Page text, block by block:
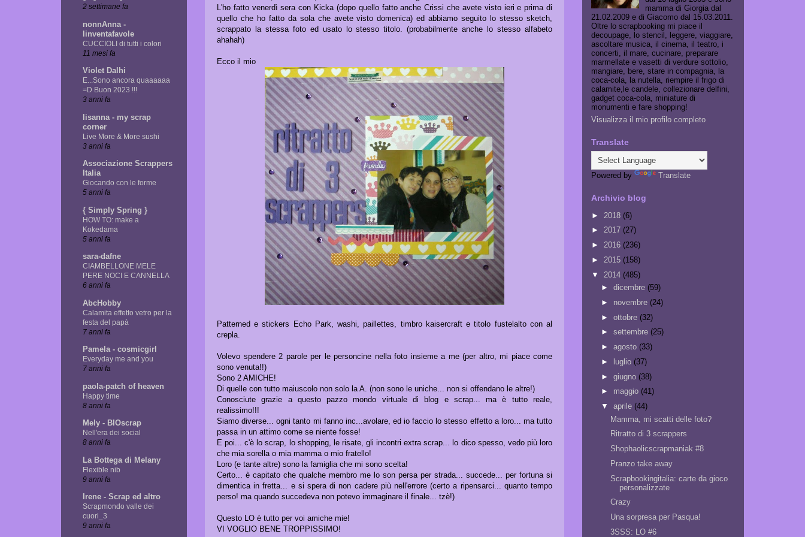
L'ho fatto venerdì sera con Kicka (dopo quello fatto anche Crissi che avete visto ieri e prima di
quello che ho fatto da sola che avete visto domenica) ed abbiamo seguito lo stesso sketch,
scrappato la stessa foto ed usato lo stesso titolo. (probabilmente anche lo stesso alfabeto
ahahah)
Ecco il mio
Patterned e stickers Echo Park, washi, paillettes, timbro kaisercraft e titolo fustelalto con al
crepla.
Volevo spendere 2 parole per le personcine nella foto insieme a me (per altro, mi piace come
sono venuta!!)
Sono 2 AMICHE!
Di quelle con tutto maiuscolo non solo la A. (non sono le uniche... non si offendano le altre!)
Conosciute grazie a questo pazzo mondo virtuale di blog e scrap... ma è tutto reale,
realissimo!!!
Siamo diverse... ogni tanto mi fanno inc...avolare, ed io faccio lo stesso effetto a loro... ma tutto
passa in un attimo come se niente fosse!
E poi... c'è lo scrap, lo shopping, le risate, gli incontri extra scrap... lo dico spesso, vedo più loro
che mia sorella o mia mamma o mio fratello!
Loro (e tante altre) sono la famiglia che mi sono scelta!
Certo... è capitato che qualche membro me lo son persa per strada... succede... per fortuna si
dimentica in fretta... e si spera di non cadere più nell'errore (certo a ripensarci... quanto tempo
perso! ma quando succedeva non potevo immaginare il finale... tzè!)
Questo LO è tutto per voi amiche mie!
VI VOGLIO BENE TROPPISSIMO!
2 settimane fa
nonnAnna -
linventafavole
CUCCIOLI di tutti i colori
11 mesi fa
Violet Dalhi
E...Sono ancora quaaaaaa
=D Buon 2023 !!!
3 anni fa
lisanna - my scrap
corner
Live More & More sushi
3 anni fa
Associazione Scrappers
Italia
Giocando con le forme
5 anni fa
{ Simply Spring }
HOW TO: make a
Kokedama
5 anni fa
sara-dafne
CIAMBELLONE MELE
PERE NOCI E CANNELLA
6 anni fa
AbcHobby
Calamita effetto vetro per la
festa del papà
7 anni fa
Pamela - cosmicgirl
Everyday me and you
7 anni fa
paola-patch of heaven
Happy time
8 anni fa
Mely - BIOscrap
Nell'era dei social
8 anni fa
La Bottega di Melany
Flexible nib
9 anni fa
Irene - Scrap ed altro
Scrapmondo valle dei
cuori_3
9 anni fa
mamma di Giorgia dal
21.02.2009 e di Giacomo dal 15.03.2011.
Oltre lo scrapbooking mi piace il
decoupage, lo stencil, leggere, viaggiare,
ascoltare musica, il cinema, il teatro, i
concerti, il mare, cucinare, preparare
marmellate e vasetti di verdure sottolio,
mangiare, bere, stare in compagnia, la
coca-cola, la nutella, riempire il frigo di
calamite,le candele, collezionare delfini,
gadget coca-cola, miniature di
monumenti e fare shopping!
Visualizza il mio profilo completo
Translate
Powered by Translate
Archivio blog
► 2018 (6)
► 2017 (27)
► 2016 (236)
► 2015 (158)
▼ 2014 (485)
► dicembre (59)
► novembre (24)
► ottobre (32)
► settembre (25)
► agosto (33)
►
luglio (37)
► giugno (38)
► maggio (41)
▼ aprile (44)
Mamma, mi scatti delle foto?
Ritratto di 3 scrappers
Shophaolicscrapmaniak #8
Pranzo take away
Scrapbookingitalia: carte da gioco
personalizzate
Crazy
Una sorpresa per Pasqua!
3SSS: LO #6